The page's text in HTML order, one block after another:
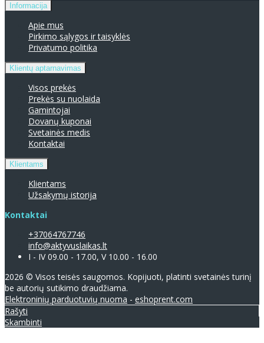
Informacija
Apie mus
Pirkimo sąlygos ir taisyklės
Privatumo politika
Klientų aptarnavimas
Visos prekės
Prekės su nuolaida
Gamintojai
Dovanų kuponai
Svetainės medis
Kontaktai
Klientams
Klientams
Užsakymų istorija
Kontaktai
+37064767746
info@aktyvuslaikas.lt
I - IV 09.00 - 17.00, V 10.00 - 16.00
2026 © Visos teisės saugomos. Kopijuoti, platinti svetainės turinį
be autorių sutikimo draudžiama.
Elektroninių parduotuvių nuoma - eshoprent.com
Rašyti
Skambinti